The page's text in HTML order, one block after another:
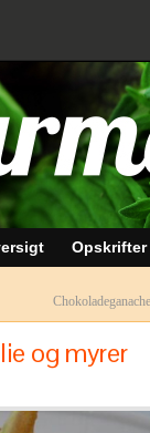
Opskrifter
og myrer